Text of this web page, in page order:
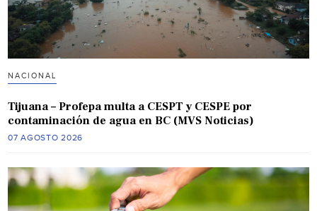
NACIONAL
Tijuana – Profepa multa a CESPT y CESPE por
contaminación de agua en BC (MVS Noticias)
07 AGOSTO 2026